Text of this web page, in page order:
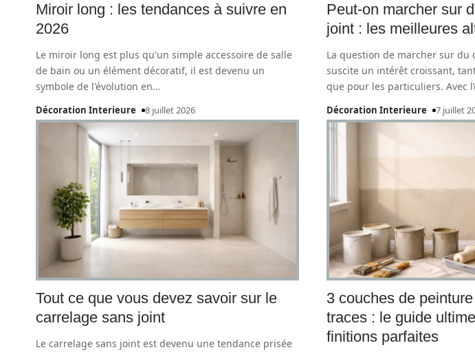
Miroir long : les tendances à suivre en
2026
Le miroir long est plus qu'un simple accessoire de salle
de bain ou un élément décoratif, il est devenu un
symbole de l'évolution en…
Décoration Interieure 8 juillet 2026
Peut-on marcher sur
joint : les meilleures
La question de marcher sur du
suscite un intérêt croissant,
que pour les particuliers. Avec
Décoration Interieure 7 juillet
Tout ce que vous devez savoir sur le
carrelage sans joint
Le carrelage sans joint est devenu une tendance prisée
3 couches de
traces : le guide
finitions parfaites